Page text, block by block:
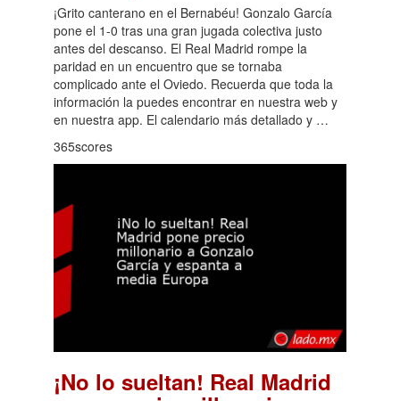
¡Grito canterano en el Bernabéu! Gonzalo García
pone el 1-0 tras una gran jugada colectiva justo
antes del descanso. El Real Madrid rompe la
paridad en un encuentro que se tornaba
complicado ante el Oviedo. Recuerda que toda la
información la puedes encontrar en nuestra web y
en nuestra app. El calendario más detallado y …
365scores
¡No lo sueltan! Real Madrid